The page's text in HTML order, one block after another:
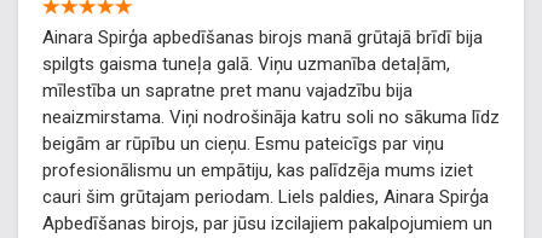
Ainara Spirģa apbedīšanas birojs manā grūtajā brīdī bija
spilgts gaisma tuneļa galā. Viņu uzmanība detaļām,
mīlestība un sapratne pret manu vajadzību bija
neaizmirstama. Viņi nodrošināja katru soli no sākuma līdz
beigām ar rūpību un cieņu. Esmu pateicīgs par viņu
profesionālismu un empātiju, kas palīdzēja mums iziet
cauri šim grūtajam periodam. Liels paldies, Ainara Spirģa
Apbedīšanas birojs, par jūsu izcilajiem pakalpojumiem un